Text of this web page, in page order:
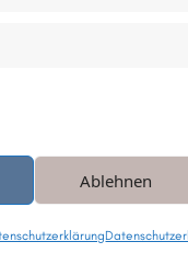
Ablehnen